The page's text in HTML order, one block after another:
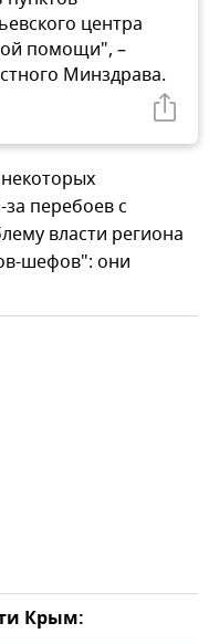
центра
помощи", –
Минздрава.
перебоев с
власти региона
шефов": они
Крым: